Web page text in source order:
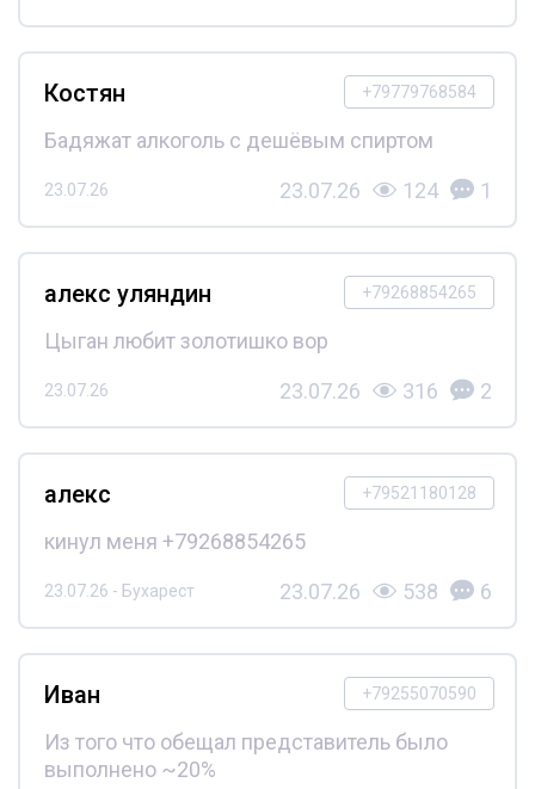
+79779768584
Костян
Бадяжат алкоголь с дешёвым спиртом
23.07.26 23.07.26 124 1
+79268854265
алекс уляндин
Цыган любит золотишко вор
23.07.26 23.07.26 316 2
+79521180128
алекс
кинул меня +79268854265
23.07.26 - Бухарест 23.07.26 538 6
+79255070590
Иван
Из того что обещал представитель было
выполнено ~20%